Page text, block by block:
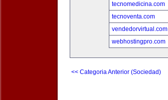
tecnomedicina.com
tecnoventa.com
vendedorvirtual.com
webhostingpro.com
<< Categoria Anterior (Sociedad)